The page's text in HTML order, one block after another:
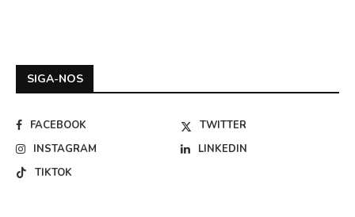
SIGA-NOS
FACEBOOK
TWITTER
INSTAGRAM
LINKEDIN
TIKTOK